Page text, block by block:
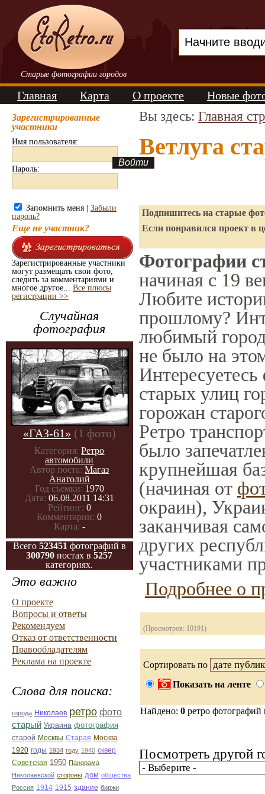
Старые фотографии городов
Главная Карта О проекте Новые
Зарегистрированные
участники
Имя пользователя:
Пароль:
Запомнить меня | Забыли
пароль?
Еще не участник?
Зарегистрированные участники
могут размещать свои фото,
следить за комментариями и
многое другое... Все плюсы
регистрации >>
Случайная
фотография
«ГАЗ-61» (1 фото)
Категория: Ретро
автомобили
Автор поста: Магаз
Анатолий
Год съемки: 1970
Дата: 06.08.2011 14:31
Рейтинг: 0
Комментарии: 0
Карта: -
Всего 523451 фотографий в
300790 постах в5257
категориях.
Это важно
О проекте
Вопросы и ответы
Рекомендуем
Отказ от ответственности
Правообладателям
Реклама на проекте
Слова для поиска:
города Николаев ретро фото
старый Украина фотография
старой Москвы Старая Москва
1920 годы 1934 году 1940 сквер
Советская 1950 Панорама
Николаевской стороны дом общества
Россия 1914 1915 здание биржи
Вы здесь: Главная
Ветлуга
Подпишитесь на старые
Если понравился проект в
Фотографии
начиная с 19
Любите
прошлому?
любимый
не было на
Интересуетесь
старых улиц
горожан
Ретро
было
крупнейшая
(начиная от
окраин),
заканчивая
других
участниками
Подробнее о
(Просмотров: 10191)
Сортировать по
Показать на ленте
Найдено: 0 ретро
Посмотреть другой